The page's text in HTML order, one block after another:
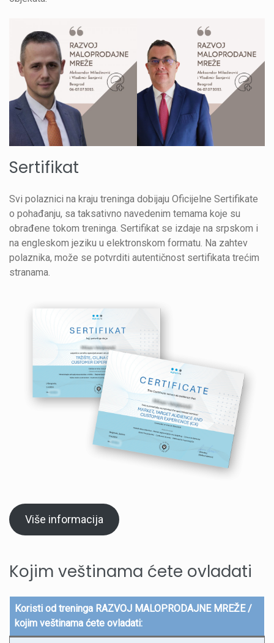
Sertifikat
Svi polaznici na kraju treninga dobijaju Oficijelne Sertifikate
o pohađanju, sa taksativno navedenim temama koje su
obrađene tokom treninga. Sertifikat se izdaje na srpskom i
na engleskom jeziku u elektronskom formatu. Na zahtev
polaznika, može se potvrditi autentičnost sertifikata trećim
stranama.
Više informacija
Kojim veštinama ćete ovladati
Koristi od treninga RAZVOJ MALOPRODAJNE MREŽE /
kojim veštinama ćete ovladati: